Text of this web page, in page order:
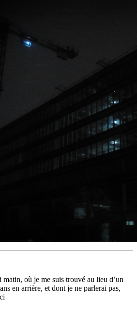
où je me suis trouvé au lieu d’un
en arrière, et dont je ne parlerai pas,